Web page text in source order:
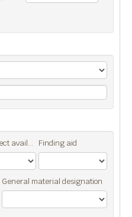
Digital object available Finding aid
General material designation